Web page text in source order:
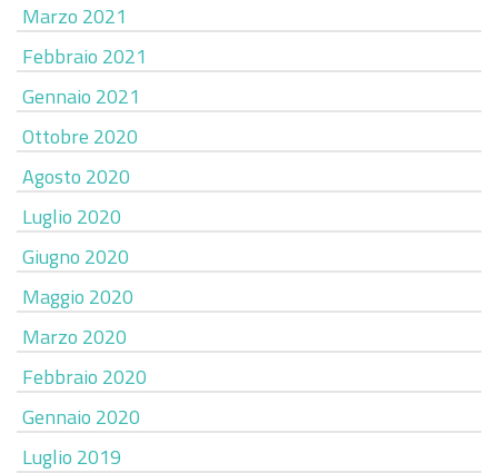
Marzo 2021
Febbraio 2021
Gennaio 2021
Ottobre 2020
Agosto 2020
Luglio 2020
Giugno 2020
Maggio 2020
Marzo 2020
Febbraio 2020
Gennaio 2020
Luglio 2019